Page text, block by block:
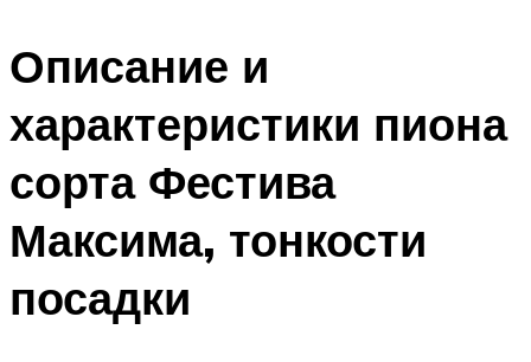
Описание и
характеристики пиона
сорта Фестива
Максима, тонкости
посадки